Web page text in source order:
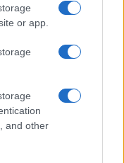
or app.
and other
esultare a ogni
Foss’anche